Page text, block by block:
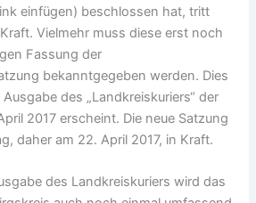
einfügen) beschlossen hat, tritt
Vielmehr muss diese erst noch
Fassung der
bekanntgegeben werden. Dies
des „Landkreiskuriers“ der
2017 erscheint. Die neue Satzung
daher am 22. April 2017, in Kraft.
des Landkreiskuriers wird das